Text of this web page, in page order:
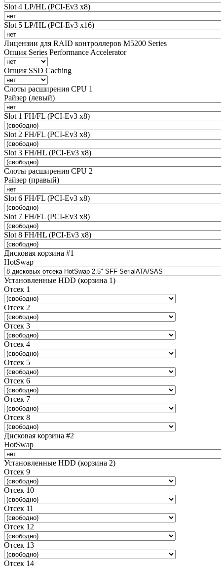
Slot 4 LP/HL (PCI-Ev3 x8)
Slot 5 LP/HL (PCI-Ev3 x16)
Лицензии для RAID контроллеров M5200 Series
Опция Series Performance Accelerator
Опция SSD Caching
Слоты расширения CPU 1
Райзер (левый)
Slot 1 FH/FL (PCI-Ev3 x8)
Slot 2 FH/FL (PCI-Ev3 x8)
Slot 3 FH/HL (PCI-Ev3 x8)
Слоты расширения CPU 2
Райзер (правый)
Slot 6 FH/FL (PCI-Ev3 x8)
Slot 7 FH/FL (PCI-Ev3 x8)
Slot 8 FH/HL (PCI-Ev3 x8)
Дисковая корзина #1
HotSwap
Установленные HDD (корзина 1)
Отсек 1
Отсек 2
Отсек 3
Отсек 4
Отсек 5
Отсек 6
Отсек 7
Отсек 8
Дисковая корзина #2
HotSwap
Установленные HDD (корзина 2)
Отсек 9
Отсек 10
Отсек 11
Отсек 12
Отсек 13
Отсек 14